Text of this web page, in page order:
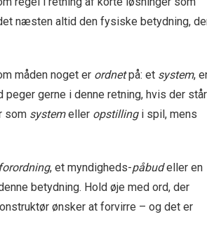
det næsten altid den fysiske betydning,
måden noget er ordnetpå: et system,
peger gerne i denne retning, hvis der står
som systemeller opstillingi spil, mens
forordning, et myndigheds-påbudeller en
betydning. Hold øje med ord, der
ønsker at forvirre – og det er